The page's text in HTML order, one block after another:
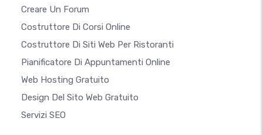
Creare Un Forum
Costruttore Di Corsi Online
Costruttore Di Siti Web Per Ristoranti
Pianificatore Di Appuntamenti Online
Web Hosting Gratuito
Design Del Sito Web Gratuito
Servizi SEO